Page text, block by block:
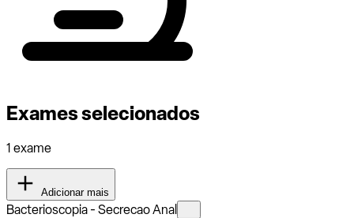
Exames selecionados
1 exame
Adicionar mais
Bacterioscopia - Secrecao Anal